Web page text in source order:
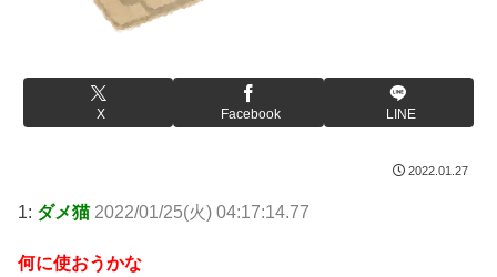
X Facebook LINE
2022.01.27
1: ダメ猫 2022/01/25(火) 04:17:14.77
何に使おうかな